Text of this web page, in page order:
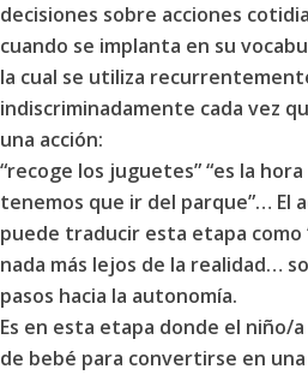
decisiones sobre acciones
cuando se implanta en su
la cual se utiliza
indiscriminadamente cada vez
una acción:
“recoge los juguetes” “es la hora
tenemos que ir del parque”… El
puede traducir esta etapa como
nada más lejos de la realidad…
pasos hacia la autonomía.
Es en esta etapa donde el niño/
de bebé para convertirse en